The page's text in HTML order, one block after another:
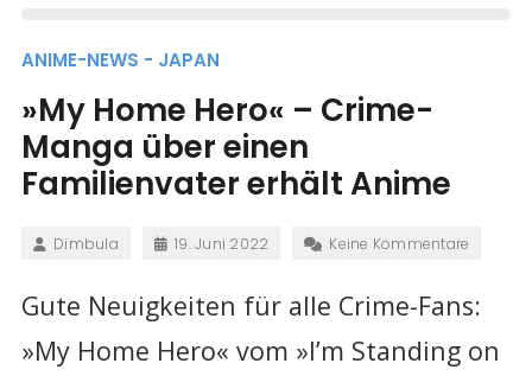
ANIME-NEWS - JAPAN
»My Home Hero« – Crime-
Manga über einen
Familienvater erhält Anime
Dimbula 19. Juni 2022 Keine Kommentare
Gute Neuigkeiten für alle Crime-Fans:
»My Home Hero« vom »I’m Standing on